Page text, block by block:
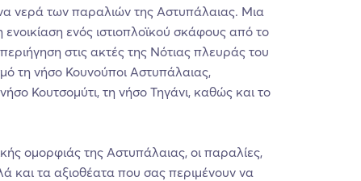
νερά των παραλιών της Αστυπάλαιας. Μια
ενοικίαση ενός ιστιοπλοϊκού σκάφους από το
στις ακτές της Νότιας πλευράς του
τη νήσο Κουνούποι Αστυπάλαιας,
Κουτσομύτι, τη νήσο Τηγάνι, καθώς και το
ομορφιάς της Αστυπάλαιας, οι παραλίες,
και τα αξιοθέατα που σας περιμένουν να